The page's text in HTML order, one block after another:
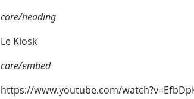
core/heading
Le Kiosk
core/embed
https://www.youtube.com/